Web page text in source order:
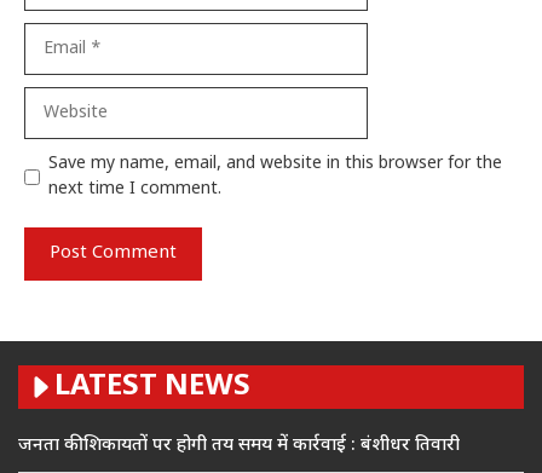
Website
Save my name, email, and website in this browser for the
next time I comment.
LATEST NEWS
जनता की शिकायतों पर होगी तय समय में कार्रवाई : बंशीधर तिवारी